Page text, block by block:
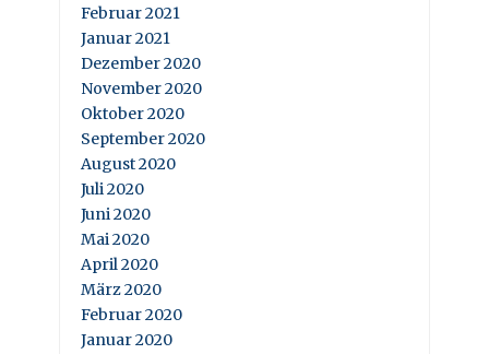
Februar 2021
Januar 2021
Dezember 2020
November 2020
Oktober 2020
September 2020
August 2020
Juli 2020
Juni 2020
Mai 2020
April 2020
März 2020
Februar 2020
Januar 2020